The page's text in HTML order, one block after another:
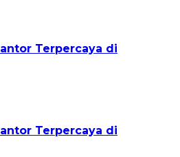
Terpercaya di
Terpercaya di